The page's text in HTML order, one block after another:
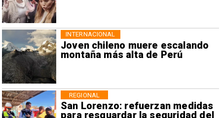
Joven chileno muere escalando
montaña más alta de Perú
INTERNACIONAL
San Lorenzo: refuerzan medidas
para resguardar la seguridad del
REGIONAL